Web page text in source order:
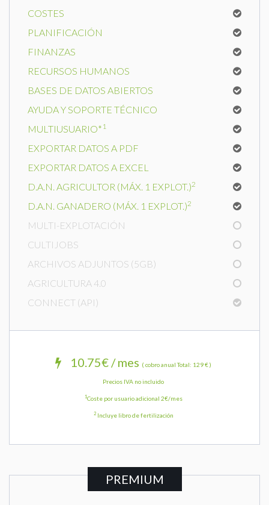
COSTES
PLANIFICACIÓN
FINANZAS
RECURSOS HUMANOS
BASES DE DATOS ABIERTOS
AYUDA Y SOPORTE TÉCNICO
MULTIUSUARIO* 1
EXPORTAR DATOS A PDF
EXPORTAR DATOS A EXCEL
D.A.N. AGRICULTOR (MÁX. 1 EXPLOT.)2
D.A.N. GANADERO (MÁX. 1 EXPLOT.)2
MULTI-EXPLOTACIÓN
CULTIJOBS
ARCHIVOS ADJUNTOS (5GB)
AGRICULTURA 4.0
CONNECT (API)
10.75€ / mes ( cobro anual Total: 129 € )
Precios IVA no incluido
1Coste por usuario adicional 2€/mes
2Incluye libro de fertilización
PREMIUM